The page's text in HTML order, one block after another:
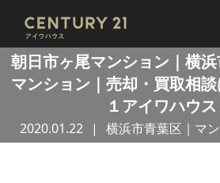
朝日市ヶ尾マンション｜横
マンション｜売却・買取相
１アイワハウ
2020.01.22 横浜市青葉区｜マ